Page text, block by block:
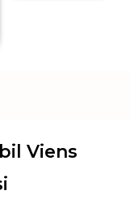
Viens